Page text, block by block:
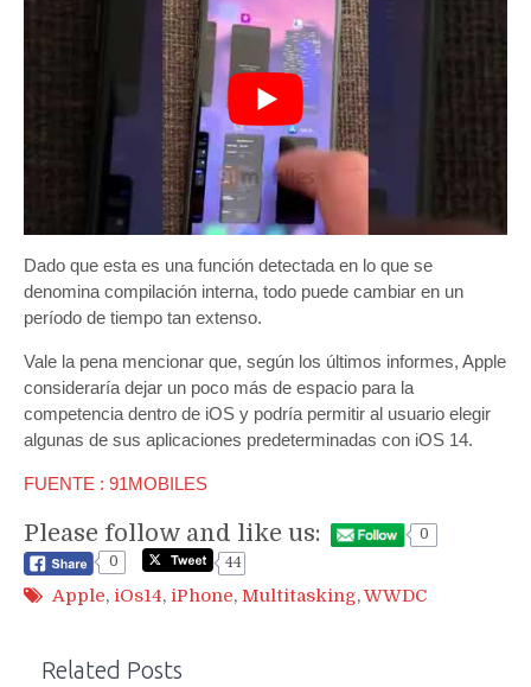
Dado que esta es una función detectada en lo que se
denomina compilación interna, todo puede cambiar en un
período de tiempo tan extenso.
Vale la pena mencionar que, según los últimos informes, Apple
consideraría dejar un poco más de espacio para la
competencia dentro de iOS y podría permitir al usuario elegir
algunas de sus aplicaciones predeterminadas con iOS 14.
FUENTE : 91MOBILES
Please follow and like us:
0
0
44
Apple, iOs14, iPhone, Multitasking,WWDC
Related Posts